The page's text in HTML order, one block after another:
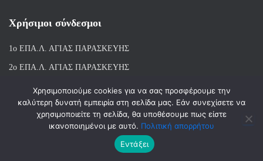
Χρήσιμοι σύνδεσμοι
1ο ΕΠΑ.Λ. ΑΓΙΑΣ ΠΑΡΑΣΚΕΥΗΣ
2ο ΕΠΑ.Λ. ΑΓΙΑΣ ΠΑΡΑΣΚΕΥΗΣ
1ο Ε.Κ. ΑΓΙΑΣ ΠΑΡΑΣΚΕΥΗΣ
ΒΙΒΛΙΟΘΗΚΗ 1ου & 2ου ΕΠΑΛ ΑΓΙΑΣ ΠΑΡΑΣΚΕΥΗΣ
Χρησιμοποιούμε cookies για να σας προσφέρουμε την
καλύτερη δυνατή εμπειρία στη σελίδα μας. Εάν συνεχίσετε να
χρησιμοποιείτε τη σελίδα, θα υποθέσουμε πως είστε
ικανοποιημένοι με αυτό. Πολιτική απορρήτου
Εντάξει